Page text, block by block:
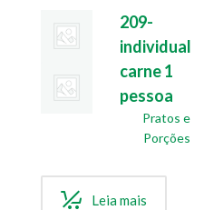
209-
individual
carne 1
pessoa
Pratos e
Porções
Leia mais